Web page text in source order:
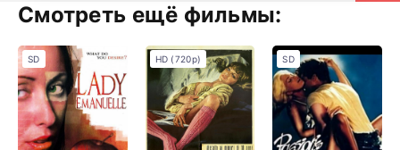
Смотреть ещё фильмы:
SD HD (720p) SD